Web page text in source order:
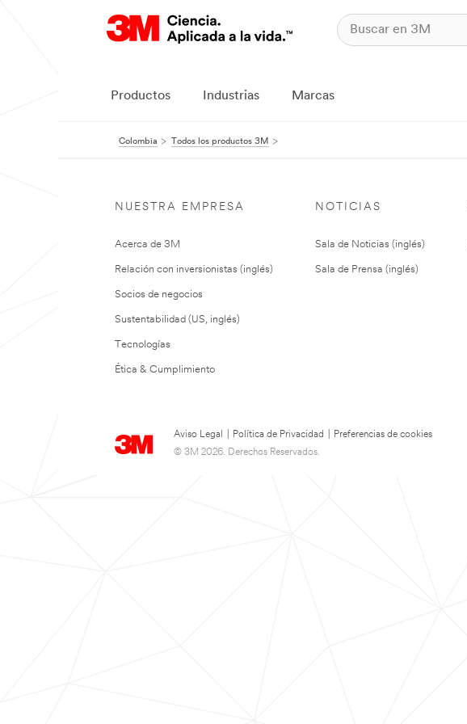
Productos Industrias Marcas
Colombia Todos los productos 3M
NUESTRA EMPRESA
Acerca de 3M
Relación con inversionistas (inglés)
Socios de negocios
Sustentabilidad (US, inglés)
Tecnologías
Ética & Cumplimiento
NOTICIAS
Sala de Noticias (inglés)
Sala de Prensa (inglés)
Aviso Legal Política de Privacidad
Preferencias de cookies
© 3M 2026. Derechos Reservados.